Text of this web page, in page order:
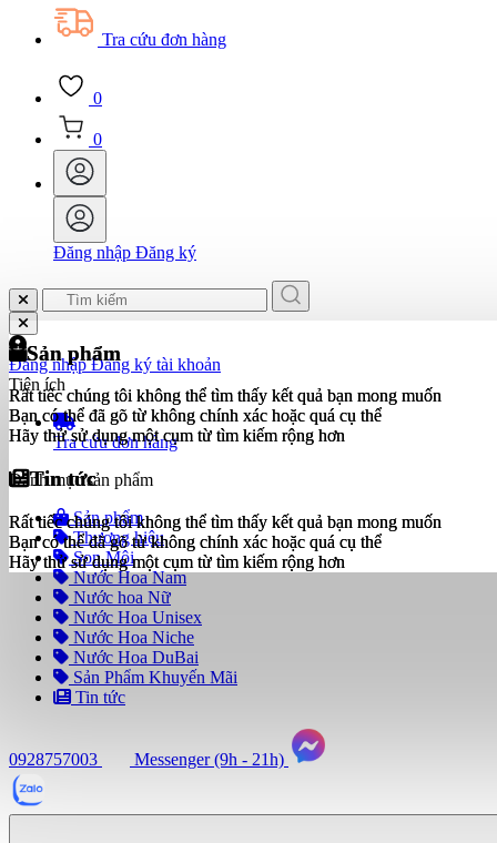
Sản phẩm
Rất tiếc chúng tôi không thể tìm thấy kết quả bạn mong muốn
Bạn có thể đã gõ từ không chính xác hoặc quá cụ thể
Hãy thử sử dụng một cụm từ tìm kiếm rộng hơn
Tin tức
Rất tiếc chúng tôi không thể tìm thấy kết quả bạn mong muốn
Bạn có thể đã gõ từ không chính xác hoặc quá cụ thể
Hãy thử sử dụng một cụm từ tìm kiếm rộng hơn
Tra cứu đơn hàng
0
0
Đăng nhập Đăng ký
Sản phẩm
Rất tiếc chúng tôi không thể tìm thấy kết quả bạn mong muốn
Bạn có thể đã gõ từ không chính xác hoặc quá cụ thể
Hãy thử sử dụng một cụm từ tìm kiếm rộng hơn
Tin tức
Rất tiếc chúng tôi không thể tìm thấy kết quả bạn mong muốn
Bạn có thể đã gõ từ không chính xác hoặc quá cụ thể
Hãy thử sử dụng một cụm từ tìm kiếm rộng hơn
Đăng nhậpĐăng ký tài khoản
Tiện ích
Tra cứu đơn hàng
Danh mục sản phẩm
Sản phẩm
Thương hiệu
Son Môi
Nước Hoa Nam
Nước hoa Nữ
Nước Hoa Unisex
Nước Hoa Niche
Nước Hoa DuBai
Sản Phẩm Khuyến Mãi
Tin tức
0928757003
Messenger (9h - 21h)
Tư
vấn
ngay